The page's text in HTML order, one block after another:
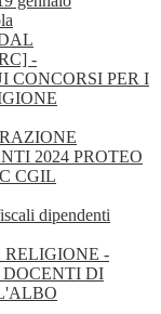
-
CONCORSI PER I
2024 PROTEO
CGIL
dipendenti
RELIGIONE -
DI